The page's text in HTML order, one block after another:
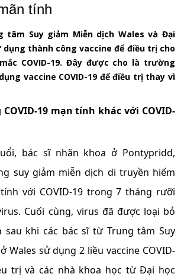
tính
tâm Suy giảm Miễn dịch Wales và Đại
dụng thành công vaccine để điều trị cho
COVID-19. Đây được cho là trường
vaccine COVID-19 để điều trị thay vì
19 mạn tính khác với COVID-
bác sĩ nhãn khoa ở Pontypridd,
suy giảm miễn dịch di truyền hiếm
với COVID-19 trong 7 tháng rưỡi
Cuối cùng, virus đã được loại bỏ
sau khi các bác sĩ từ Trung tâm Suy
Wales sử dụng 2 liều vaccine COVID-
trị và các nhà khoa học từ Đại học